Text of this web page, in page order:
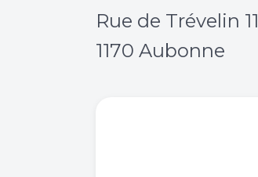
Rue de Trévelin 11
1170 Aubonne